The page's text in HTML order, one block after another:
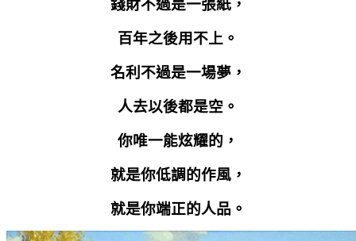
錢財不過是一張紙，
百年之後用不上。
名利不過是一場夢，
人去以後都是空。
你唯一能炫耀的，
就是你低調的作風，
就是你端正的人品。